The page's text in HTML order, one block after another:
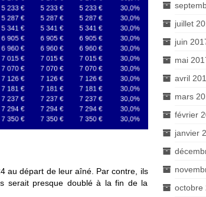
au départ de leur aîné. Par contre, ils
serait presque doublé à la fin de la
juillet
juin
mai
avril
mars
février
janvier
octobre